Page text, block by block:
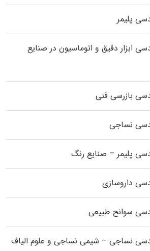
پلیمر
ابزار دقیق و اتوماسیون در صنایع
بازرسی فنی
نساجی
پلیمر – صنایع رنگ
داروسازی
سوانح طبیعی
نساجی – شیمی نساجی و علوم الیاف